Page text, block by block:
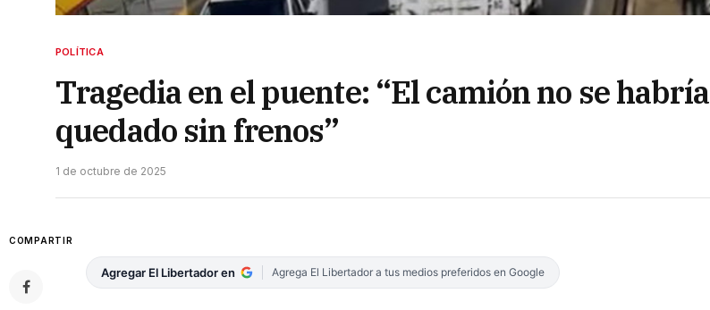
POLÍTICA
Tragedia en el puente: “El camión no se habría
quedado sin frenos”
1 de octubre de 2025
COMPARTIR
Agregar El Libertador en Agrega El Libertador a tus medios preferidos en Google